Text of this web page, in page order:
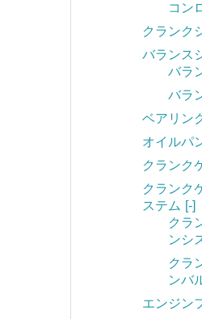
コン
クランク
バランス
バラ
バラ
ベアリン
オイルパ
クランク
クランク
ステム [-]
クラ
ンシ
クラ
ンバ
エンジン